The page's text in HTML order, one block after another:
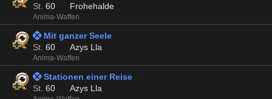
St. 60 Frohehalde
Anima-Waffen
 Mit ganzer Seele
St. 60 Azys Lla
Anima-Waffen
 Stationen einer Reise
St. 60 Azys Lla